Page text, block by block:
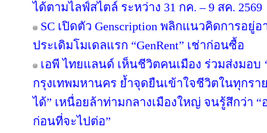
ได้ตามไลฟ์สไตล์ ระหว่าง 31 กค. – 9 สค. 2569
SC เปิดตัว Genscription พลิกแนวคิดการอ
ประเดิมโมเดลแรก “GenRent” เช่าก่อนซื้อ
เอพี ไทยแลนด์ เห็นชีวิตคนเมือง ร่วมส่งมอบ
กรุงเทพมหานคร ย้ำจุดยืนเข้าใจชีวิตในทุกรา
ได้” เหนื่อยล้าท่ามกลางเมืองใหญ่ จนรู้สึกว่า
ก่อนที่จะไปต่อ”